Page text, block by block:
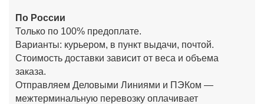
По России
Только по 100% предоплате.
Варианты: курьером, в пункт выдачи, почтой.
Стоимость доставки зависит от веса и объема
заказа.
Отправляем Деловыми Линиями и ПЭКом —
межтерминальную перевозку оплачивает